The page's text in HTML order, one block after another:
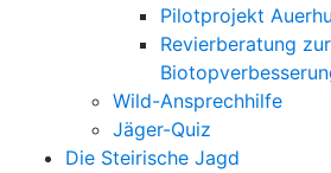
Pilotprojekt
Revierberatung zur
Wild-Ansprechhilfe
Jäger-Quiz
Die Steirische Jagd